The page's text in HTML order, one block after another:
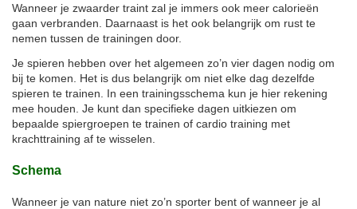
Wanneer je zwaarder traint zal je immers ook meer calorieën
gaan verbranden. Daarnaast is het ook belangrijk om rust te
nemen tussen de trainingen door.
Je spieren hebben over het algemeen zo’n vier dagen nodig om
bij te komen. Het is dus belangrijk om niet elke dag dezelfde
spieren te trainen. In een trainingsschema kun je hier rekening
mee houden. Je kunt dan specifieke dagen uitkiezen om
bepaalde spiergroepen te trainen of cardio training met
krachttraining af te wisselen.
Schema
Wanneer je van nature niet zo’n sporter bent of wanneer je al